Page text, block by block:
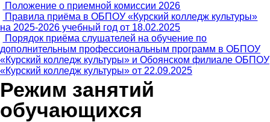
Положение о приемной комиссии 2026
Правила приёма в ОБПОУ «Курский колледж культуры»
на 2025-2026 учебный год от 18.02.2025
Порядок приёма слушателей на обучение по
дополнительным профессиональным программ в ОБПОУ
«Курский колледж культуры» и Обоянском филиале ОБПОУ
«Курский колледж культуры» от 22.09.2025
Режим занятий
обучающихся